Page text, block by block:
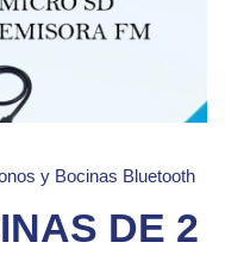
y Bocinas Bluetooth
DE 2